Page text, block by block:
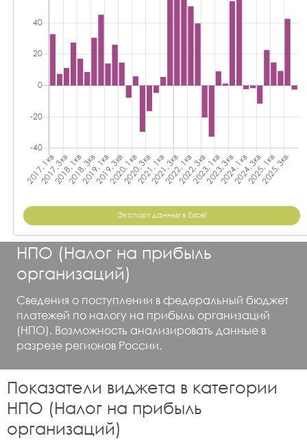
Экспорт данных в Excel
НПО (Налог на прибыль
организаций)
Сведения о поступлении в федеральный бюджет
платежей по налогу на прибыль организаций
(НПО). Возможность анализировать данные в
разрезе регионов России.
Показатели виджета в категории
НПО (Налог на прибыль
организаций)